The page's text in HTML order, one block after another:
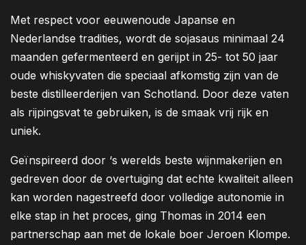
Met respect voor eeuwenoude Japanse en
Nederlandse tradities, wordt de sojasaus minimaal 24
maanden gefermenteerd en gerijpt in 25- tot 50 jaar
oude whiskyvaten die speciaal afkomstig zijn van de
beste distilleerderijen van Schotland. Door deze vaten
als rijpingsvat te gebruiken, is de smaak vrij rijk en
uniek.
Geïnspireerd door ‘s werelds beste wijnmakerijen en
gedreven door de overtuiging dat echte kwaliteit alleen
kan worden nagestreefd door volledige autonomie in
elke stap in het proces, ging Thomas in 2014 een
partnerschap aan met de lokale boer Jeroen Klompe.